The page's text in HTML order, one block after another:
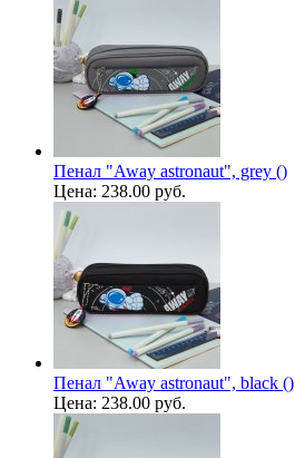
Пенал "Away astronaut", grey ()
Цена: 238.00 руб.
Пенал "Away astronaut", black ()
Цена: 238.00 руб.